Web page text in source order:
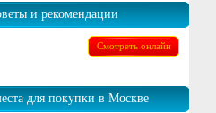
и рекомендации
Смотреть онлайн
для покупки в Москве